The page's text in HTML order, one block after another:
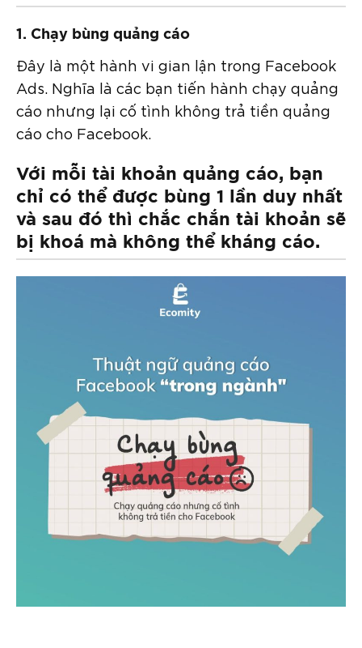
1. Chạy bùng quảng cáo
Đây là một hành vi gian lận trong Facebook
Ads. Nghĩa là các bạn tiến hành chạy quảng
cáo nhưng lại cố tình không trả tiền quảng
cáo cho Facebook.
Với mỗi tài khoản quảng cáo, bạn
chỉ có thể được bùng 1 lần duy nhất
và sau đó thì chắc chắn tài khoản sẽ
bị khoá mà không thể kháng cáo.